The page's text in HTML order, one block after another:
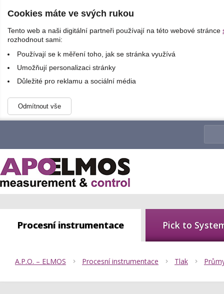
Cookies máte ve svých rukou
Tento web a naši digitální partneři používají na této webové stránce
rozhodnout sami:
Používají se k měření toho, jak se stránka využívá
Umožňují personalizaci stránky
Důležité pro reklamu a sociální média
Odmítnout vše
Procesní instrumentace Pick to
A.P.O. – ELMOS Procesní instrumentace Tlak